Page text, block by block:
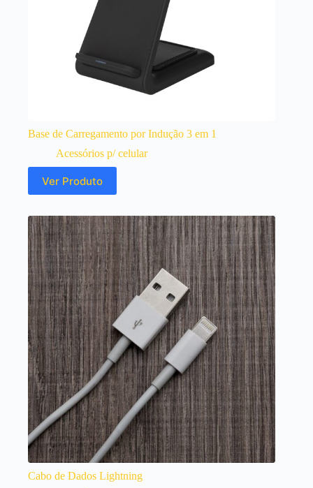
Base de Carregamento por Indução 3 em 1
Acessórios p/ celular
Ver Produto
Cabo de Dados Lightning